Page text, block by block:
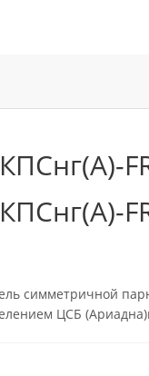
КПСнг(А)-
КПСнг(А)-
симметричной
ЦСБ